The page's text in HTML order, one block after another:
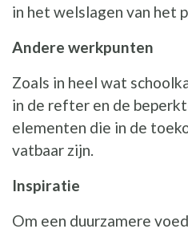
in het welslagen van het
Andere werkpunten
Zoals in heel wat
in de refter en de
elementen die in de
vatbaar zijn.
Inspiratie
Om een duurzamere